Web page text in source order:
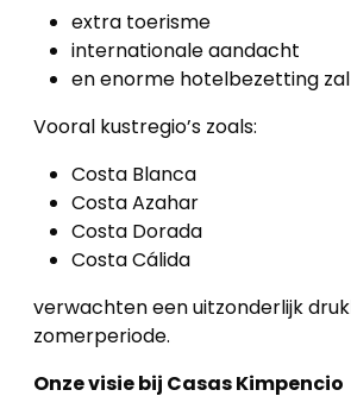
extra toerisme
internationale aandacht
en enorme hotelbezetting
Vooral kustregio’s zoals:
Costa Blanca
Costa Azahar
Costa Dorada
Costa Cálida
verwachten een uitzonderlijk
zomerperiode.
Onze visie bij Casas Kimpencio